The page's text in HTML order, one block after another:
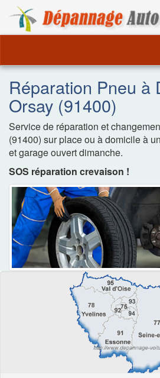
Réparation Pneu à
Orsay (91400)
Service de réparation et
(91400) sur place ou à domicile à
et garage ouvert dimanche.
SOS réparation crevaison !